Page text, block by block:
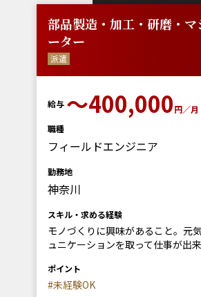
部品製造・加工・研磨・マ
ーター
派遣
給与 〜400,000円／月
職種
フィールドエンジニア
勤務地
神奈川
スキル・求める経験
モノづくりに興味があること。元
ュニケーションを取って仕事が出来
ポイント
#未経験OK